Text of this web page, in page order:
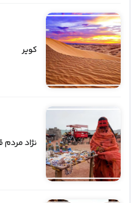
کویر
نژاد